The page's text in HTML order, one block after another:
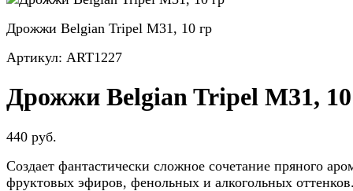
Дрожжи Belgian Tripel M31, 10 гр
Артикул: ART1227
Дрожжи Belgian Tripel M31,
440 руб.
Создает фантастически сложное сочетание пряного
фруктовых эфиров, фенольных и алкогольных